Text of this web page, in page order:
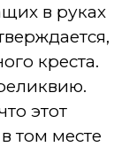
в руках
креста.
этот
том месте